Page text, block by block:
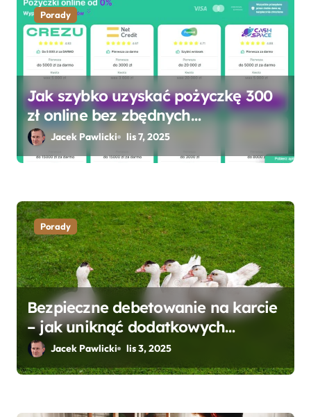
Porady
Jak szybko uzyskać pożyczkę 300
zł online bez zbędnych
formalności?
Jacek Pawlicki lis 7, 2025
Porady
Bezpieczne debetowanie na karcie
– jak uniknąć dodatkowych
kosztów i opłat?
Jacek Pawlicki lis 3, 2025